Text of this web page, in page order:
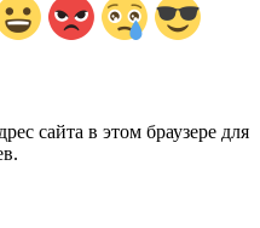
сайта в этом браузере для